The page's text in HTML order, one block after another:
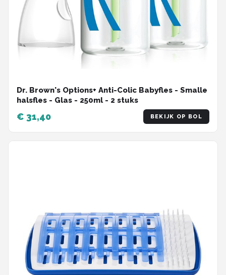
Dr. Brown's Options+ Anti-Colic Babyfles - Smalle
halsfles - Glas - 250ml - 2 stuks
€ 31,40 BEKIJK OP BOL